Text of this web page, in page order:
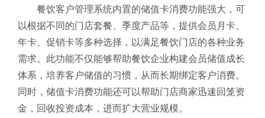
餐饮客户管理系统内置的储值卡消费功能强大，可
以根据不同的门店套餐、季度产品等，提供会员月卡、
年卡、促销卡等多种选择，以满足餐饮门店的各种业务
需求。此功能不仅能够帮助餐饮企业构建会员储值成长
体系，培养客户储值的习惯，从而长期绑定客户消费。
同时，储值卡消费功能还可以帮助门店商家迅速回笼资
金，回收投资成本，进而扩大营业规模。